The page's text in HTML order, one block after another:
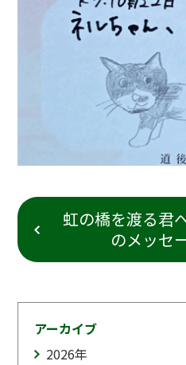
虹の橋を渡る君
のメッセ
アーカイブ
2026年